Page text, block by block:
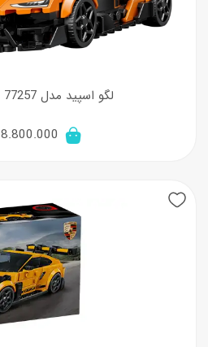
لگو اسپید مدل 77257 مک‌لارن W1
8.800.000